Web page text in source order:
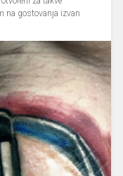
na gostovanja izvan